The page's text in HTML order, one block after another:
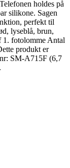
holdes på
silikone. Sagen
perfekt til
lyseblå, brun,
1. fotolomme Antal
produkt er
SM-A715F (6,7